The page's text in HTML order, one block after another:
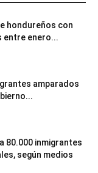
hondureños con
entre enero...
amparados
80.000 inmigrantes
según medios